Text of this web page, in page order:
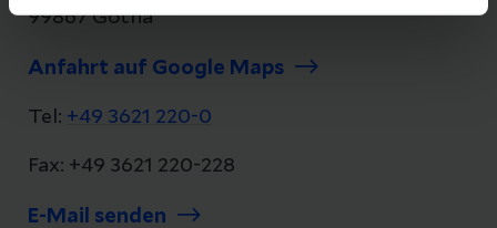
99867 Gotha
Anfahrt auf Google Maps
Tel: +49 3621 220-0
Fax: +49 3621 220-228
E-Mail senden